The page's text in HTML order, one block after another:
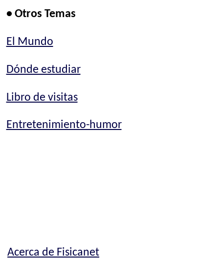
• Otros Temas
El Mundo
Dónde estudiar
Libro de visitas
Entretenimiento-humor
Acerca de Fisicanet